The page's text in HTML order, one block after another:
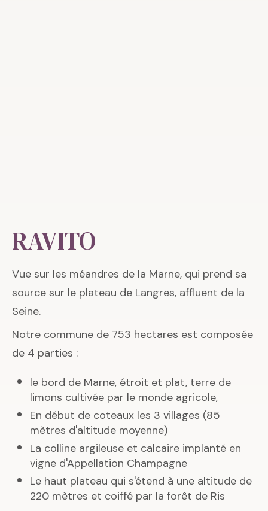
RAVITO
Vue sur les méandres de la Marne, qui prend sa
source sur le plateau de Langres, affluent de la
Seine.
Notre commune de 753 hectares est composée
de 4 parties :
le bord de Marne, étroit et plat, terre de
limons cultivée par le monde agricole,
En début de coteaux les 3 villages (85
mètres d'altitude moyenne)
La colline argileuse et calcaire implanté en
vigne d'Appellation Champagne
Le haut plateau qui s'étend à une altitude de
220 mètres et coiffé par la forêt de Ris